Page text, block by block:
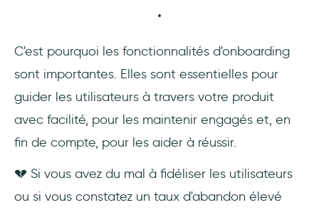
11- Onboarding pour différents rôles
d'utilisateurs
12- Base de connaissances
C'est pourquoi les fonctionnalités d'onboarding
sont importantes. Elles sont essentielles pour
guider les utilisateurs à travers votre produit
avec facilité, pour les maintenir engagés et, en
fin de compte, pour les aider à réussir.
💔 Si vous avez du mal à fidéliser les utilisateurs
ou si vous constatez un taux d'abandon élevé